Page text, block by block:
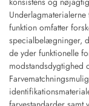
funktion omfatter
specialbelægninger,
de yder funktionelle